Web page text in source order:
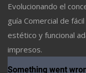
Evolucionando el
guía Comercial de
estético y funcional
impresos.